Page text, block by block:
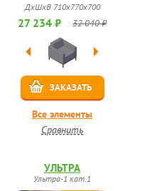
ДхШхВ 710х770х700
27 234 ₽ 32 040 ₽
ЗАКАЗАТЬ
Все элементы
Сравнить
УЛЬТРА
Ультра-1 кат.1